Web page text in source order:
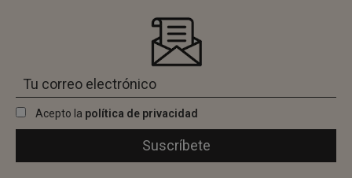
Acepto la política de privacidad